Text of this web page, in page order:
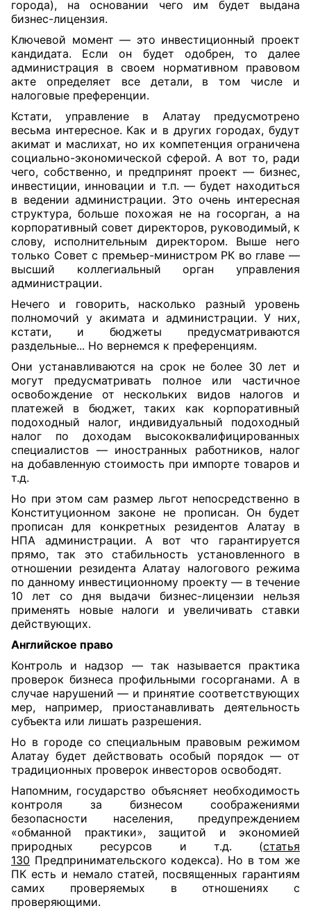
города), на основании чего им будет выдана
бизнес-лицензия.
Ключевой момент — это инвестиционный проект
кандидата. Если он будет одобрен, то далее
администрация в своем нормативном правовом
акте определяет все детали, в том числе и
налоговые преференции.
Кстати, управление в Алатау предусмотрено
весьма интересное. Как и в других городах, будут
акимат и маслихат, но их компетенция ограничена
социально-экономической сферой. А вот то, ради
чего, собственно, и предпринят проект — бизнес,
инвестиции, инновации и т.п. — будет находиться
в ведении администрации. Это очень интересная
структура, больше похожая не на госорган, а на
корпоративный совет директоров, руководимый, к
слову, исполнительным директором. Выше него
только Совет с премьер-министром РК во главе —
высший коллегиальный орган управления
администрации.
Нечего и говорить, насколько разный уровень
полномочий у акимата и администрации. У них,
кстати, и бюджеты предусматриваются
раздельные... Но вернемся к преференциям.
Они устанавливаются на срок не более 30 лет и
могут предусматривать полное или частичное
освобождение от нескольких видов налогов и
платежей в бюджет, таких как корпоративный
подоходный налог, индивидуальный подоходный
налог по доходам высококвалифицированных
специалистов — иностранных работников, налог
на добавленную стоимость при импорте товаров и
т.д.
Но при этом сам размер льгот непосредственно в
Конституционном законе не прописан. Он будет
прописан для конкретных резидентов Алатау в
НПА администрации. А вот что гарантируется
прямо, так это стабильность установленного в
отношении резидента Алатау налогового режима
по данному инвестиционному проекту — в течение
10 лет со дня выдачи бизнес-лицензии нельзя
применять новые налоги и увеличивать ставки
действующих.
Английское право
Контроль и надзор — так называется практика
проверок бизнеса профильными госорганами. А в
случае нарушений — и принятие соответствующих
мер, например, приостанавливать деятельность
субъекта или лишать разрешения.
Но в городе со специальным правовым режимом
Алатау будет действовать особый порядок — от
традиционных проверок инвесторов освободят.
Напомним, государство объясняет необходимость
контроля за бизнесом соображениями
безопасности населения, предупреждением
«обманной практики», защитой и экономией
природных ресурсов и т.д. (статья
130 Предпринимательского кодекса). Но в том же
ПК есть и немало статей, посвященных гарантиям
самих проверяемых в отношениях с
проверяющими.